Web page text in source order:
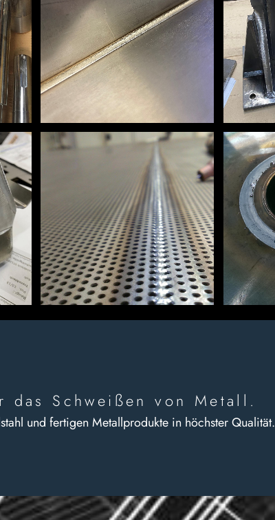
Schweißen von Metall.
und fertigen Metallprodukte in höchster Qualität.